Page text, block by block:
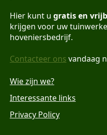
Hier kunt u gratis en
krijgen voor uw
hoveniersbedrijf.
Contacteer ons vandaag
Wie zijn we?
Interessante links
Privacy Policy